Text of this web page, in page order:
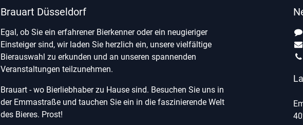
Brauart Düsseldorf
Egal, ob Sie ein erfahrener Bierkenner oder ein neugieriger
Einsteiger sind, wir laden Sie herzlich ein, unsere vielfältige
Bierauswahl zu erkunden und an unseren spannenden
Veranstaltungen teilzunehmen.
Brauart - wo Bierliebhaber zu Hause sind. Besuchen Sie uns in
der Emmastraße und tauchen Sie ein in die faszinierende Welt
des Bieres. Prost!